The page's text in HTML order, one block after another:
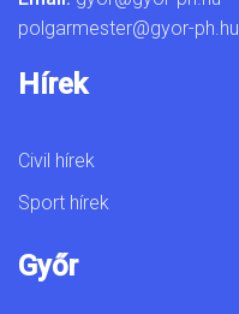
polgarmester@gyor-ph.hu
Hírek
Civil hírek
Sport hírek
Győr